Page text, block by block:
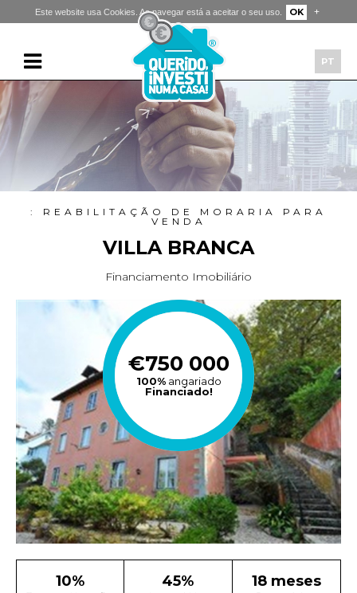
Este website usa Cookies. Ao navegar está a aceitar o seu uso. OK +
PT
: REABILITAÇÃO DE MORARIA PARA
VENDA
VILLA BRANCA
Financiamento Imobiliário
€750 000
100%angariado
Financiado!
10% 45% 18 meses